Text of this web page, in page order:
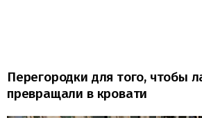
Перегородки для того, чтобы
превращали в кровати